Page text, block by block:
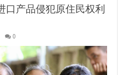
口产品侵犯原住民权利
0